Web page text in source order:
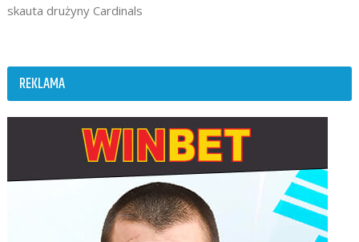
skauta drużyny Cardinals
REKLAMA